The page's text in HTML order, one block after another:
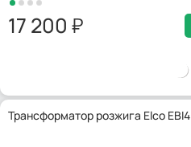
17 200
Трансформатор розжига Elco